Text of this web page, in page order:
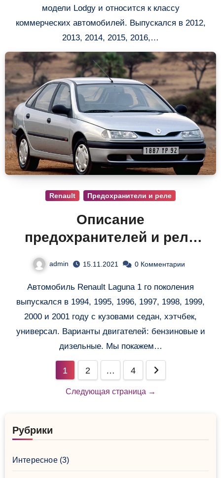
модели Lodgy и относится к классу
коммерческих автомобилей. Выпускался в 2012,
2013, 2014, 2015, 2016,…
Renault Предохранители и реле
Описание
предохранителей и реле
admin 15.11.2021 0 Комментарии
Автомобиль Renault Laguna 1 го поколения
выпускался в 1994, 1995, 1996, 1997, 1998, 1999,
2000 и 2001 году с кузовами седан, хэтчбек,
универсал. Варианты двигателей: бензиновые и
дизельные. Мы покажем…
Навигация
1 2 … 4
Следующая страница →
Рубрики
Интересное(3)